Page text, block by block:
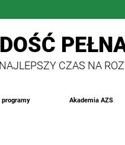
NAJLEPSZY CZAS NA
programy Akademia AZS